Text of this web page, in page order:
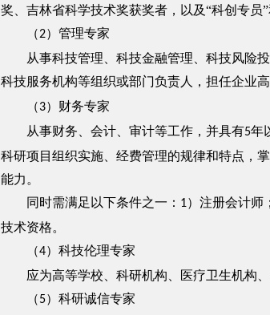
奖、吉林省科学技术奖获奖者，以及“科创专员
（2）管理专家
从事科技管理、科技金融管理、科技风险投
科技服务机构等组织或部门负责人，担任企业
（3）财务专家
从事财务、会计、审计等工作，并具有5年
科研项目组织实施、经费管理的规律和特点，
能力。
同时需满足以下条件之一： 1）注册会计师；
技术资格。
（4）科技伦理专家
应为高等学校、科研机构、医疗卫生机构、
（5）科研诚信专家